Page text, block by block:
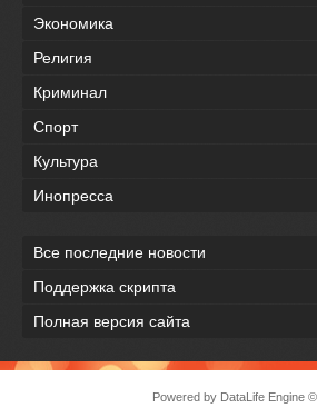
Экономика
Религия
Криминал
Спорт
Культура
Инопресса
Все последние новости
Поддержка скрипта
Полная версия сайта
Powered by DataLife Engine©